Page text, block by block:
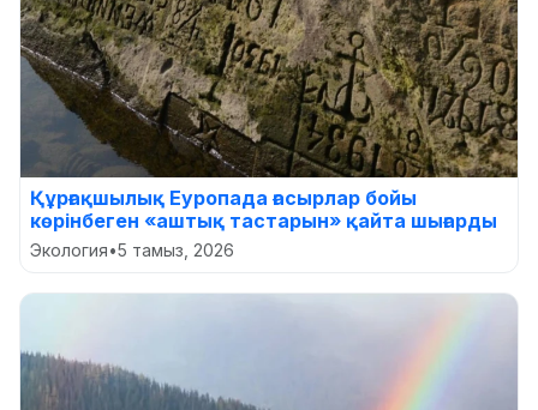
Құрғақшылық Еуропада ғасырлар бойы
көрінбеген «аштық тастарын» қайта шығарды
Экология•5 тамыз, 2026